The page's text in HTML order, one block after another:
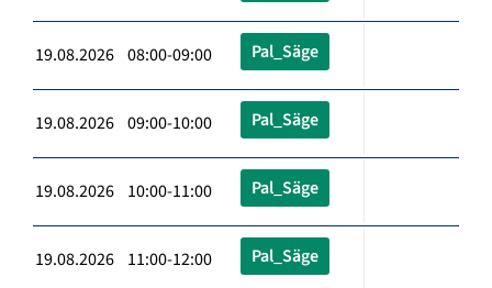
19.08.2026 08:00-09:00 Pal_Säge
19.08.2026 09:00-10:00 Pal_Säge
19.08.2026 10:00-11:00 Pal_Säge
19.08.2026 11:00-12:00 Pal_Säge